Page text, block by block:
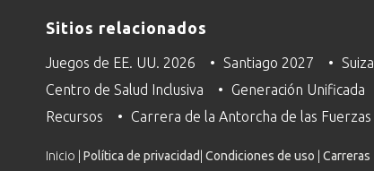
Sitios relacionados
Juegos de EE. UU. 2026 Santiago 2027
Centro de Salud Inclusiva
Generación Unificada
Recursos
Carrera de la Antorcha de las Fuerzas
Inicio | Política de privacidad Condiciones de uso Carreras